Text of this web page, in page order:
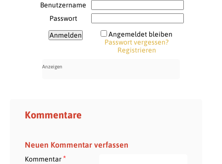
Benutzername
Passwort
Angemeldet bleiben
Passwort vergessen?
Registrieren
Kommentare
Neuen Kommentar verfassen
Kommentar*